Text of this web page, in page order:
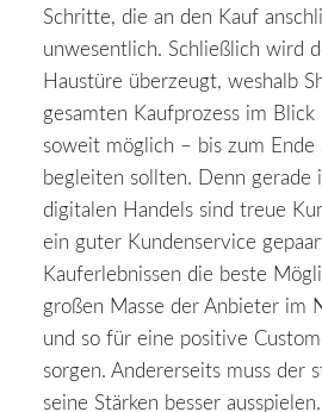
Schritte, die an den Kauf
unwesentlich. Schließlich wird
Haustüre überzeugt, weshalb
gesamten Kaufprozess im Blick
soweit möglich – bis zum Ende
begleiten sollten. Denn gerade
digitalen Handels sind treue
ein guter Kundenservice
Kauferlebnissen die beste
großen Masse der Anbieter im
und so für eine positive
sorgen. Andererseits muss der
seine Stärken besser